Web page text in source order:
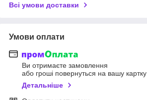
Всі умови доставки
Умови оплати
Ви отримаєте замовлення
або гроші повернуться на вашу картку
Детальніше